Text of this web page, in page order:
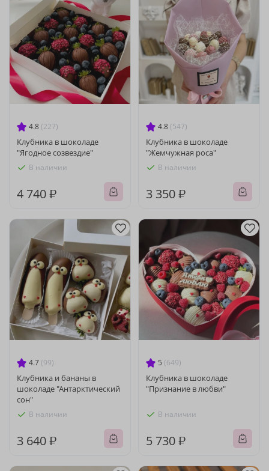
4.8 (227)
Клубника в шоколаде
"Ягодное созвездие"
В наличии
4 740 ₽
4.8 (547)
Клубника в шоколаде
"Жемчужная роса"
В наличии
3 350 ₽
4.7 (99)
Клубника и бананы в
шоколаде "Антарктический
сон"
В наличии
3 640 ₽
5 (649)
Клубника в шоколаде
"Признание в любви"
В наличии
5 730 ₽